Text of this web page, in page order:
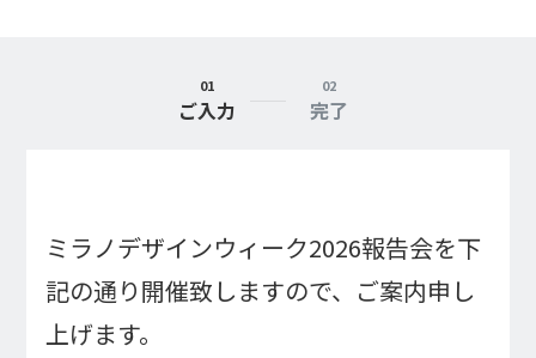
01
ご入力
02
完了
ミラノデザインウィーク2026報告会を下
記の通り開催致しますので、ご案内申し
上げます。